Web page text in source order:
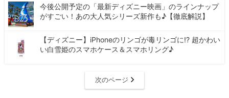
今後公開予定の「最新ディズニー映画」のラインナップ
がすごい！あの大人気シリーズ新作も♪【徹底解説】
【ディズニー】iPhoneのリンゴが毒リンゴに!? 超かわい
い白雪姫のスマホケース＆スマホリング♪
次のページ